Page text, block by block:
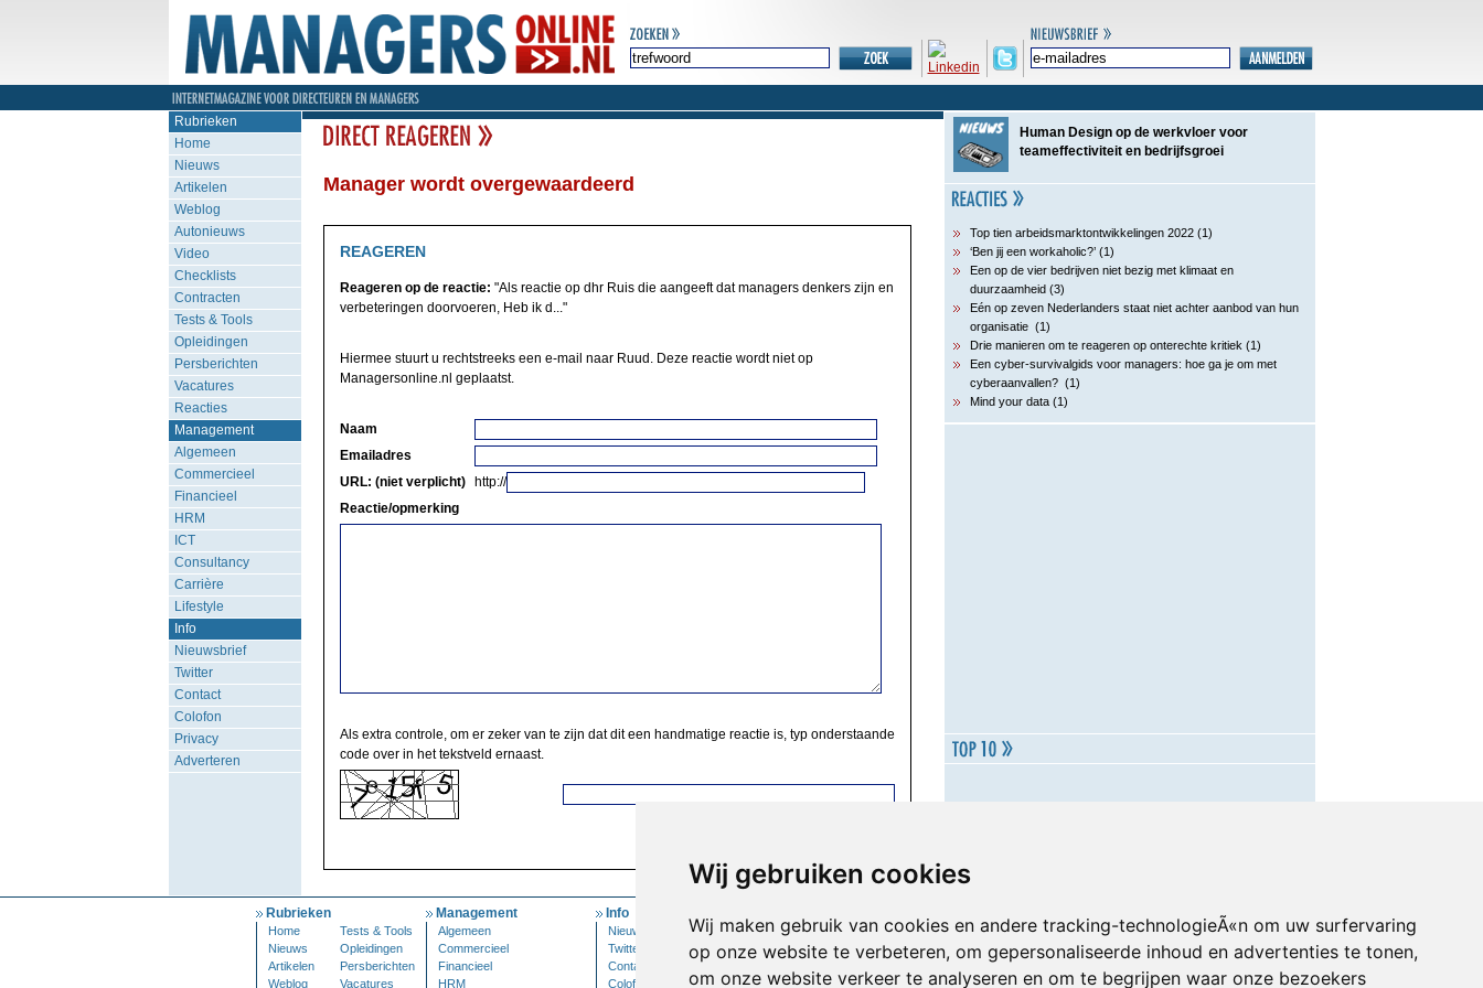
Wij gebruiken cookies
Wij maken gebruik van cookies en andere tracking-technologieÃ«n om uw surfervaring
op onze website te verbeteren, om gepersonaliseerde inhoud en advertenties te tonen,
om onze website verkeer te analyseren en om te begrijpen waar onze bezoekers
Rubrieken
Home
Nieuws
Artikelen
Weblog
Autonieuws
Video
Checklists
Contracten
Tests & Tools
Opleidingen
Persberichten
Vacatures
Reacties
Management
Algemeen
Commercieel
Financieel
HRM
ICT
Consultancy
Carrière
Lifestyle
Info
Nieuwsbrief
Twitter
Contact
Colofon
Privacy
Adverteren
Manager wordt overgewaardeerd
REAGEREN
Reageren op de reactie: "Als reactie op dhr Ruis die aangeeft dat managers denkers zijn en
verbeteringen doorvoeren, Heb ik d..."
Hiermee stuurt u rechtstreeks een e-mail naar Ruud. Deze reactie wordt niet op
Managersonline.nl geplaatst.
Naam
Emailadres
URL: (niet verplicht)
http://
Reactie/opmerking
Als extra controle, om er zeker van te zijn dat dit een handmatige reactie is, typ onderstaande
code over in het tekstveld ernaast.
Human Design op de werkvloer voor
teameffectiviteit en bedrijfsgroei
Top tien arbeidsmarktontwikkelingen 2022 (1)
‘Ben jij een workaholic?’ (1)
Een op de vier bedrijven niet bezig met klimaat en
duurzaamheid (3)
Eén op zeven Nederlanders staat niet achter aanbod van hun
organisatie (1)
Drie manieren om te reageren op onterechte kritiek (1)
Een cyber-survivalgids voor managers: hoe ga je om met
cyberaanvallen? (1)
Mind your data (1)
Rubrieken
Home
Tests & Tools
Nieuws
Opleidingen
Artikelen
Persberichten
Weblog
Vacatures
Management
Algemeen
Commercieel
Financieel
HRM
Info
Nieuwsbrief
Twitter
Contact
Colofon
Inloggen